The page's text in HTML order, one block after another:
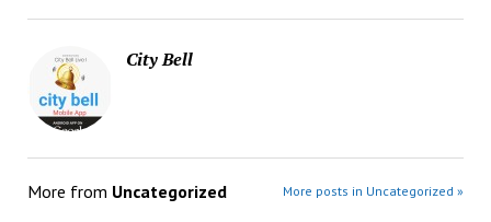
City Bell
More from Uncategorized More posts in Uncategorized »